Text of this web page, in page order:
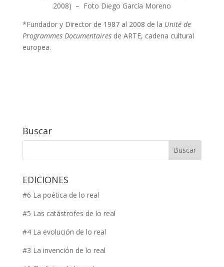
2008) – Foto Diego García Moreno
*Fundador y Director de 1987 al 2008 de la Unité de
Programmes Documentairesde ARTE, cadena cultural
europea.
Buscar
EDICIONES
#6 La poética de lo real
#5 Las catástrofes de lo real
#4 La evolución de lo real
#3 La invención de lo real